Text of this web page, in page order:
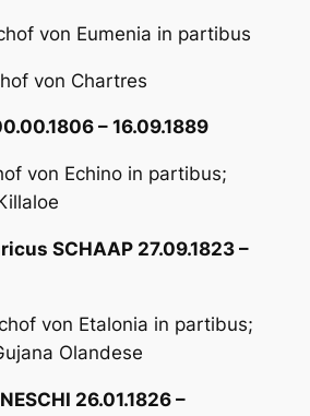
von Eumenia in partibus
von Chartres
– 16.09.1889
von Echino in partibus;
SCHAAP 27.09.1823 –
von Etalonia in partibus;
Olandese
26.01.1826 –